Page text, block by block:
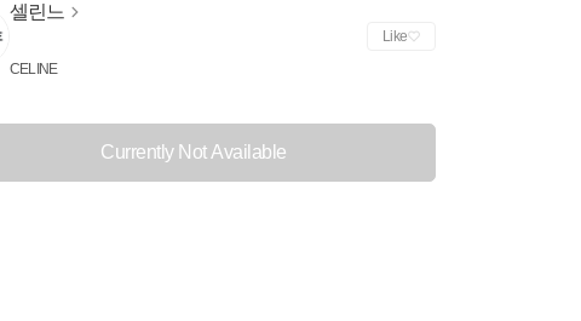
셀린느
CELINE
Like
Currently Not Available